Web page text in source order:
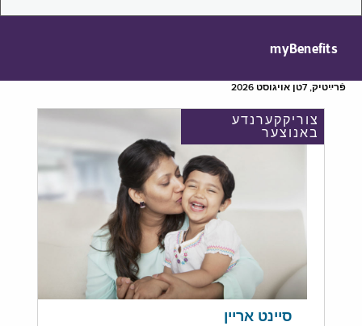
myBenefits
פֿרײַטיק, 7טן אויגוסט 2026
צוריקקערנדע
באנוצער
סיינט אריין